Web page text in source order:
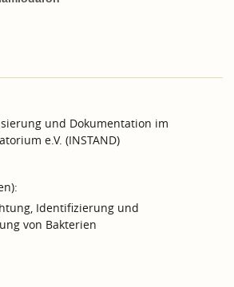
und Dokumentation im
e.V. (INSTAND)
Identifizierung und
von Bakterien